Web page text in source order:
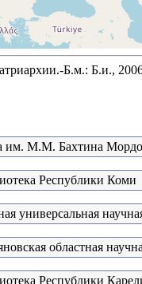
Б.м.: Б.и.,
им. М.М. Бахтина
Республики Коми
универсальная
областная
Республики